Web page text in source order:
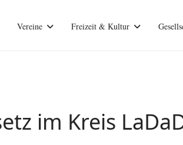
Vereine Freizeit & Kultur
im Kreis